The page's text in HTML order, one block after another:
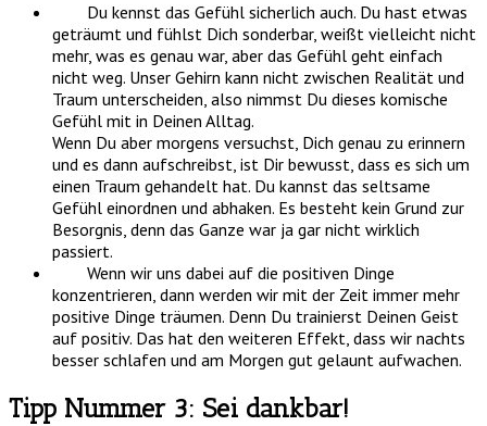
Du kennst das Gefühl sicherlich auch. Du hast etwas
geträumt und fühlst Dich sonderbar, weißt vielleicht nicht
mehr, was es genau war, aber das Gefühl geht einfach
nicht weg. Unser Gehirn kann nicht zwischen Realität und
Traum unterscheiden, also nimmst Du dieses komische
Gefühl mit in Deinen Alltag.
Wenn Du aber morgens versuchst, Dich genau zu erinnern
und es dann aufschreibst, ist Dir bewusst, dass es sich um
einen Traum gehandelt hat. Du kannst das seltsame
Gefühl einordnen und abhaken. Es besteht kein Grund zur
Besorgnis, denn das Ganze war ja gar nicht wirklich
passiert.
Wenn wir uns dabei auf die positiven Dinge
konzentrieren, dann werden wir mit der Zeit immer mehr
positive Dinge träumen. Denn Du trainierst Deinen Geist
auf positiv. Das hat den weiteren Effekt, dass wir nachts
besser schlafen und am Morgen gut gelaunt aufwachen.
Tipp Nummer 3: Sei dankbar!